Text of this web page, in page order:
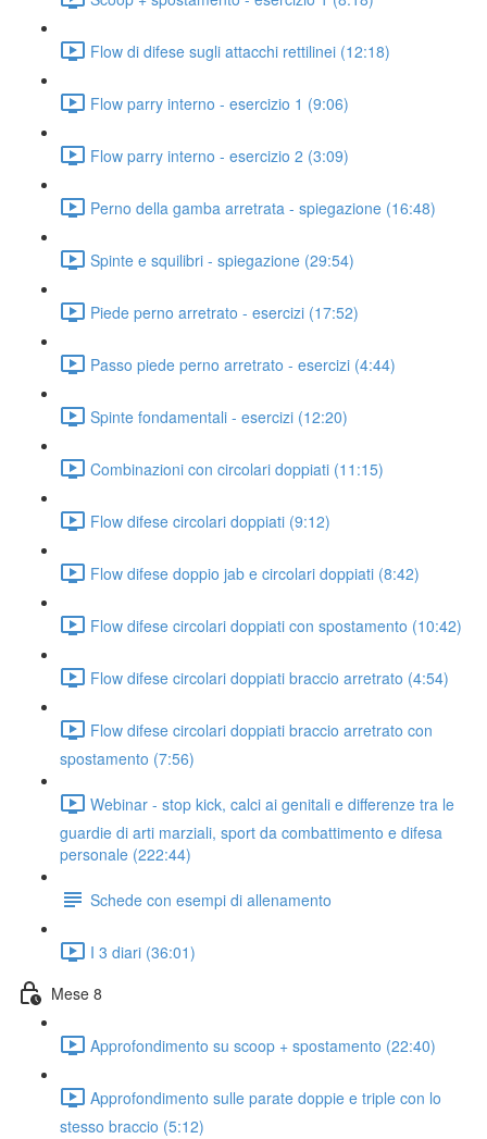
Flow di difese sugli attacchi rettilinei (12:18)
Flow parry interno - esercizio 1 (9:06)
Flow parry interno - esercizio 2 (3:09)
Perno della gamba arretrata - spiegazione (16:48)
Spinte e squilibri - spiegazione (29:54)
Piede perno arretrato - esercizi (17:52)
Passo piede perno arretrato - esercizi (4:44)
Spinte fondamentali - esercizi (12:20)
Combinazioni con circolari doppiati (11:15)
Flow difese circolari doppiati (9:12)
Flow difese doppio jab e circolari doppiati (8:42)
Flow difese circolari doppiati con spostamento (10:42)
Flow difese circolari doppiati braccio arretrato (4:54)
Flow difese circolari doppiati braccio arretrato con
spostamento (7:56)
Webinar - stop kick, calci ai genitali e differenze tra le
guardie di arti marziali, sport da combattimento e difesa
personale (222:44)
Schede con esempi di allenamento
I 3 diari (36:01)
Mese 8
Approfondimento su scoop + spostamento (22:40)
Approfondimento sulle parate doppie e triple con lo
stesso braccio (5:12)